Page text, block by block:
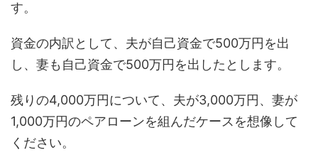
す。
資金の内訳として、夫が自己資金で500万円を出
し、妻も自己資金で500万円を出したとします。
残りの4,000万円について、夫が3,000万円、妻が
1,000万円のペアローンを組んだケースを想像して
ください。